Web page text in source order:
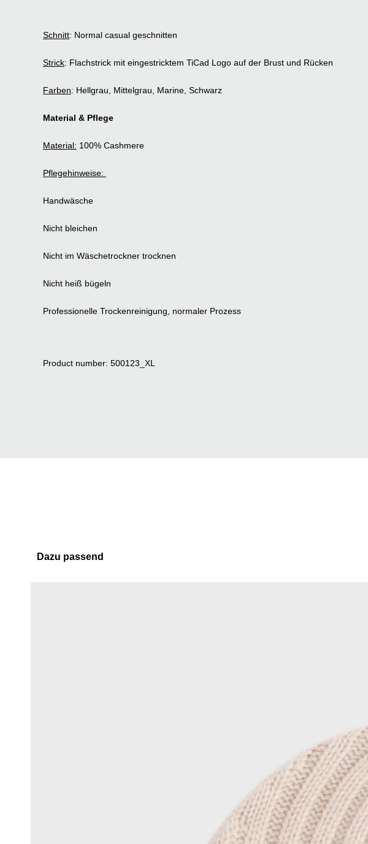
Schnitt: Normal casual geschnitten
Strick: Flachstrick mit eingestricktem TiCad Logo auf der Brust und Rücken
Farben: Hellgrau, Mittelgrau, Marine, Schwarz
Material & Pflege
Material: 100% Cashmere
Pflegehinweise:
Handwäsche
Nicht bleichen
Nicht im Wäschetrockner trocknen
Nicht heiß bügeln
Professionelle Trockenreinigung, normaler Prozess
Product number: 500123_XL
Dazu passend